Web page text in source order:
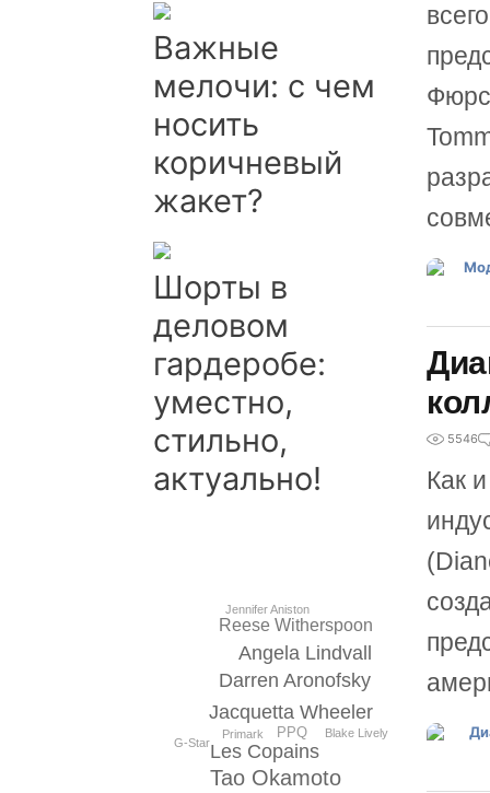
Важные
мелочи: с чем
носить
коричневый
жакет?
Шорты в
деловом
гардеробе:
уместно,
стильно,
актуально!
Tao Okamoto
Les Copains
Jacquetta Wheeler
Darren Aronofsky
Angela Lindvall
Reese Witherspoon
PPQ
Primark
G-Star
Blake Lively
Jennifer Aniston
5546
Как